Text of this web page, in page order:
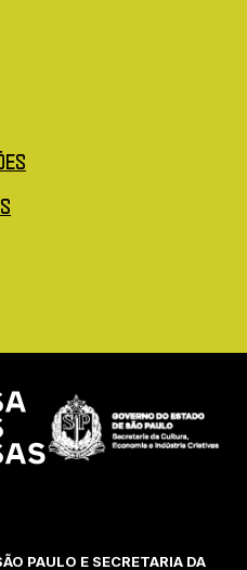
(Abre em nova aba)
site da Casa das
PAULO E SECRETARIA DA